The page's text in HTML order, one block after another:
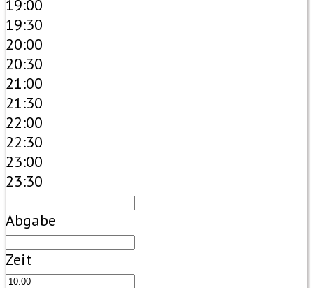
19:00
19:30
20:00
20:30
21:00
21:30
22:00
22:30
23:00
23:30
Abgabe
Zeit